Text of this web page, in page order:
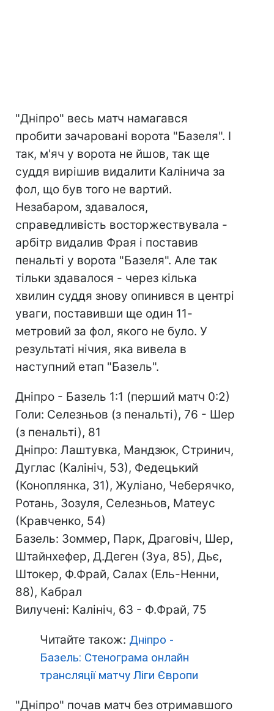
"Дніпро" весь матч намагався
пробити зачаровані ворота "Базеля". І
так, м'яч у ворота не йшов, так ще
суддя вирішив видалити Калінича за
фол, що був того не вартий.
Незабаром, здавалося,
справедливість восторжествувала -
арбітр видалив Фрая і поставив
пенальті у ворота "Базеля". Але так
тільки здавалося - через кілька
хвилин суддя знову опинився в центрі
уваги, поставивши ще один 11-
метровий за фол, якого не було. У
результаті нічия, яка вивела в
наступний етап "Базель".
Дніпро - Базель 1:1 (перший матч 0:2)
Голи: Селезньов (з пенальті), 76 - Шер
(з пенальті), 81
Дніпро: Лаштувка, Мандзюк, Стринич,
Дуглас (Калініч, 53), Федецький
(Коноплянка, 31), Жуліано, Чеберячко,
Ротань, Зозуля, Селезньов, Матеус
(Кравченко, 54)
Базель: Зоммер, Парк, Драговіч, Шер,
Штайнхефер, Д.Деген (Зуа, 85), Дьє,
Штокер, Ф.Фрай, Салах (Ель-Ненни,
88), Кабрал
Вилучені: Калініч, 63 - Ф.Фрай, 75
Читайте також: Дніпро -
Базель: Стенограма онлайн
трансляції матчу Ліги Європи
"Дніпро" почав матч без отримавшого